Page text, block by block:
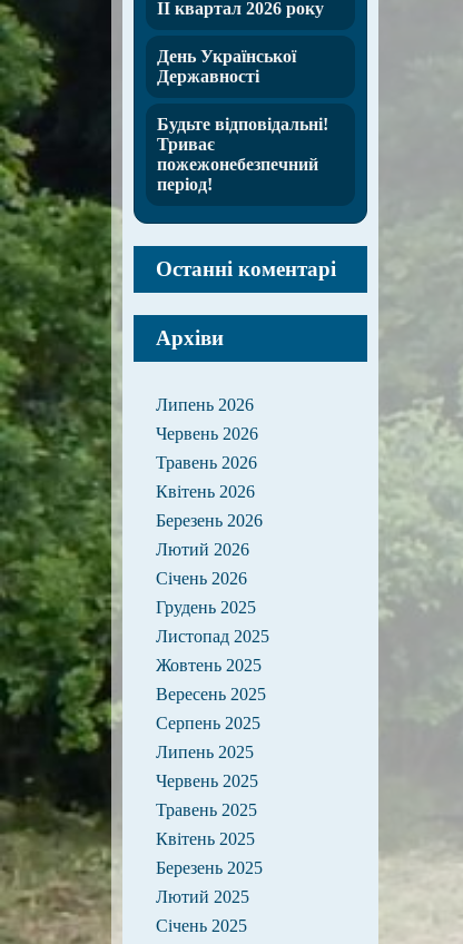
ІІ квартал 2026 року
День Української
Державності
Будьте відповідальні!
Триває
пожежонебезпечний
період!
Останні коментарі
Архіви
Липень 2026
Червень 2026
Травень 2026
Квітень 2026
Березень 2026
Лютий 2026
Січень 2026
Грудень 2025
Листопад 2025
Жовтень 2025
Вересень 2025
Серпень 2025
Липень 2025
Червень 2025
Травень 2025
Квітень 2025
Березень 2025
Лютий 2025
Січень 2025